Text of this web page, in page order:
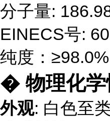
分子量:
EINECS号:
纯度：≥98.0%
� 物理化学
外观: 白色至